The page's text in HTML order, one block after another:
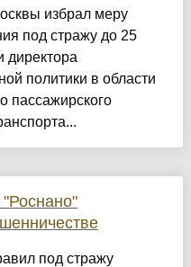
избрал меру
под стражу до 25
директора
политики в области
пассажирского
под стражу